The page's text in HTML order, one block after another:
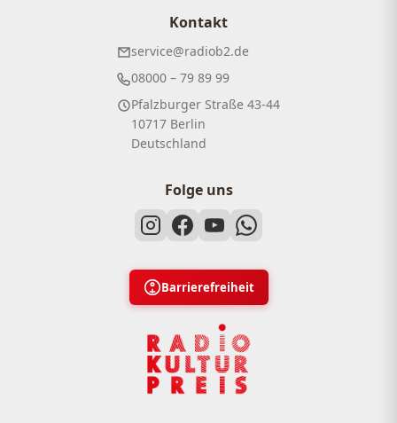
Kontakt
service@radiob2.de
08000 – 79 89 99
Pfalzburger Straße 43-44
10717 Berlin
Deutschland
Folge uns
Barrierefreiheit